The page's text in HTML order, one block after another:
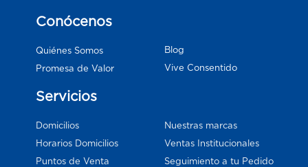
Conócenos
Quiénes Somos
Promesa de Valor
Blog
Vive Consentido
Servicios
Domicilios
Horarios Domicilios
Puntos de Venta
Nuestras marcas
Ventas Institucionales
Seguimiento a tu Pedido